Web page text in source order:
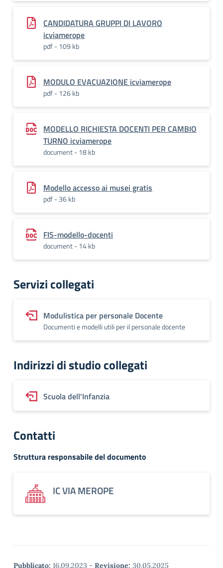
CANDIDATURA GRUPPI DI LAVORO
icviamerope
pdf - 109 kb
MODULO EVACUAZIONE icviamerope
pdf - 126 kb
MODELLO RICHIESTA DOCENTI PER CAMBIO
TURNO icviamerope
document - 18 kb
Modello accesso ai musei gratis
pdf - 36 kb
FIS-modello-docenti
document - 14 kb
Servizi collegati
Modulistica per personale Docente
Documenti e modelli utili per il personale docente
Indirizzi di studio collegati
Scuola dell'Infanzia
Contatti
Struttura responsabile del documento
IC VIA MEROPE
Pubblicato: 16.09.2023 - Revisione: 30.05.2025